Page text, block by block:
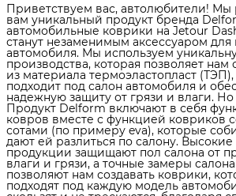
Приветствуем вас, автолюбители! Мы
вам уникальный продукт бренда
автомобильные коврики на Jetour
станут незаменимым аксессуаром для
автомобиля. Мы используем
производства, которая позволяет нам
из материала термоэластопласт
подходит под салон автомобиля и
надежную защиту от грязи и влаги.
Продукт Delform включают в себя
ковров вместе с функцией ковриков
сотами (по примеру eva), которые
дают ей разлиться по салону.
продукции защищают пол салона от
влаги и грязи, а точные замеры
позволяют нам создавать коврики,
подходят под каждую модель